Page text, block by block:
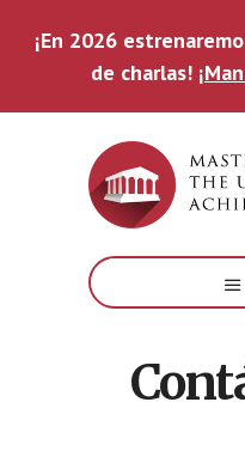
¡En 2026
de charlas!
Ultimate
Goal
Platform